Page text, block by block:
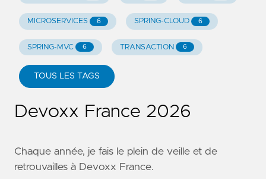
MICROSERVICES 6 SPRING-CLOUD 6
SPRING-MVC 6 TRANSACTION 6
TOUS LES TAGS
Devoxx France 2026
Chaque année, je fais le plein de veille et de
retrouvailles à Devoxx France.